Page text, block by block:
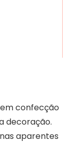
confecção
decoração.
aparentes